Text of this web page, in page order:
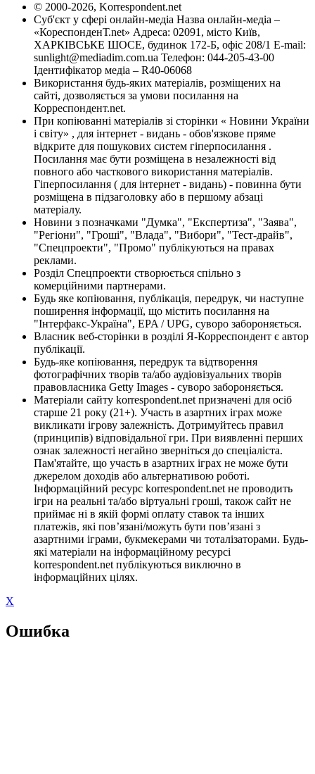
© 2000-2026, Korrespondent.net
Суб'єкт у сфері онлайн-медіа Назва онлайн-медіа –
«КореспонденТ.net» Адреса: 02091, місто Київ,
ХАРКІВСЬКЕ ШОСЕ, будинок 172-Б, офіс 208/1 E-mail:
sunlight@mediadim.com.ua Телефон: 044-205-43-00
Ідентифікатор медіа – R40-06068
Використання будь-яких матеріалів, розміщених на
сайті, дозволяється за умови посилання на
Корреспондент.net.
При копіюванні матеріалів зі сторінки « Новини України
і світу» , для інтернет - видань - обов'язкове пряме
відкрите для пошукових систем гіперпосилання .
Посилання має бути розміщена в незалежності від
повного або часткового використання матеріалів.
Гіперпосилання ( для інтернет - видань) - повинна бути
розміщена в підзаголовку або в першому абзаці
матеріалу.
Новини з позначками "Думка", "Експертиза", "Заява",
"Регіони", "Гроші", "Влада", "Вибори", "Тест-драйв",
"Спецпроекти", "Промо" публікуються на правах
реклами.
Розділ Спецпроекти створюється спільно з
комерційними партнерами.
Будь яке копіювання, публікація, передрук, чи наступне
поширення інформації, що містить посилання на
"Інтерфакс-Україна", EPA / UPG, суворо забороняється.
Власник веб-сторінки в розділі Я-Корреспондент є автор
публікації.
Будь-яке копіювання, передрук та відтворення
фотографічних творів та/або аудіовізуальних творів
правовласника Getty Images - суворо забороняється.
Матеріали сайту korrespondent.net призначені для осіб
старше 21 року (21+). Участь в азартних іграх може
викликати ігрову залежність. Дотримуйтесь правил
(принципів) відповідальної гри. При виявленні перших
ознак залежності негайно зверніться до спеціаліста.
Пам'ятайте, що участь в азартних іграх не може бути
джерелом доходів або альтернативою роботі.
Інформаційний ресурс korrespondent.net не проводить
ігри на реальні та/або віртуальні гроші, також сайт не
приймає ні в якій формі оплату ставок та інших
платежів, які пов’язані/можуть бути пов’язані з
азартними іграми, букмекерами чи тоталізаторами. Будь-
які матеріали на інформаційному ресурсі
korrespondent.net публікуються виключно в
інформаційних цілях.
X
Ошибка